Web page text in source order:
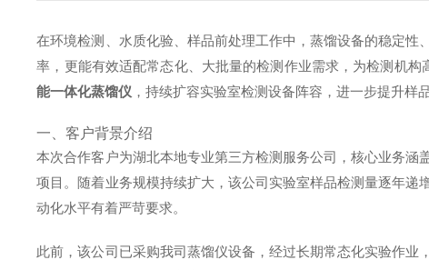
在环境检测、水质化验、样品前处理工作中，蒸馏设备的稳定
率，更能有效适配常态化、大批量的检测作业需求，为检测机
能一体化蒸馏仪 ，持续扩容实验室检测设备阵容，进一步提升样
一、客户背景介绍
本次合作客户为湖北本地专业第三方检测服务公司，核心业务
项目。随着业务规模持续扩大，该公司实验室样品检测量逐年
动化水平有着严苛要求。
此前，该公司已采购我司蒸馏仪设备，经过长期常态化实验作